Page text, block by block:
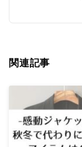
関連記事